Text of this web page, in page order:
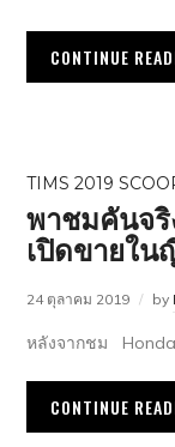
CONTINUE
TIMS 2019
พาชมคันจริง
เปิดขายใ
24 ตุลาคม 2019 by
หลังจากชม
CONTINUE